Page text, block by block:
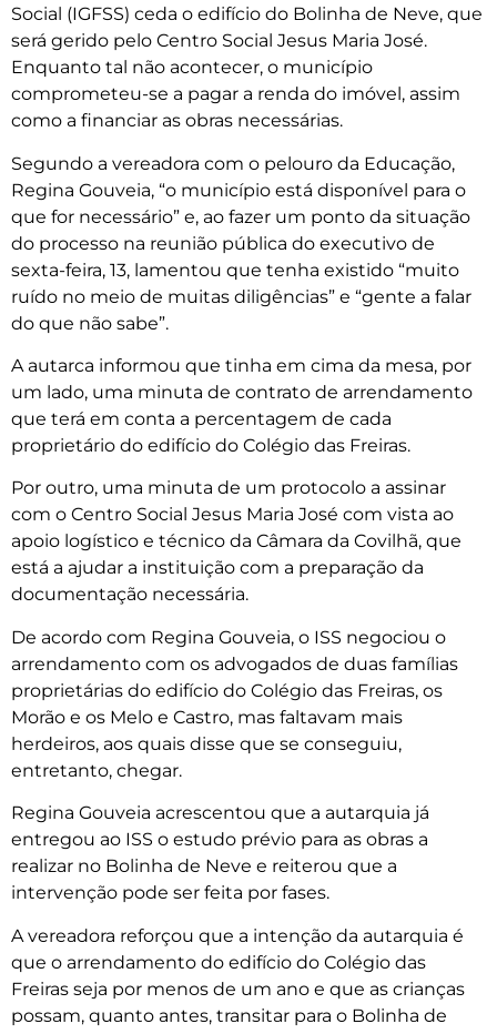
Social (IGFSS) ceda o edifício do Bolinha de Neve, que
será gerido pelo Centro Social Jesus Maria José.
Enquanto tal não acontecer, o município
comprometeu-se a pagar a renda do imóvel, assim
como a financiar as obras necessárias.
Segundo a vereadora com o pelouro da Educação,
Regina Gouveia, “o município está disponível para o
que for necessário” e, ao fazer um ponto da situação
do processo na reunião pública do executivo de
sexta-feira, 13, lamentou que tenha existido “muito
ruído no meio de muitas diligências” e “gente a falar
do que não sabe”.
A autarca informou que tinha em cima da mesa, por
um lado, uma minuta de contrato de arrendamento
que terá em conta a percentagem de cada
proprietário do edifício do Colégio das Freiras.
Por outro, uma minuta de um protocolo a assinar
com o Centro Social Jesus Maria José com vista ao
apoio logístico e técnico da Câmara da Covilhã, que
está a ajudar a instituição com a preparação da
documentação necessária.
De acordo com Regina Gouveia, o ISS negociou o
arrendamento com os advogados de duas famílias
proprietárias do edifício do Colégio das Freiras, os
Morão e os Melo e Castro, mas faltavam mais
herdeiros, aos quais disse que se conseguiu,
entretanto, chegar.
Regina Gouveia acrescentou que a autarquia já
entregou ao ISS o estudo prévio para as obras a
realizar no Bolinha de Neve e reiterou que a
intervenção pode ser feita por fases.
A vereadora reforçou que a intenção da autarquia é
que o arrendamento do edifício do Colégio das
Freiras seja por menos de um ano e que as crianças
possam, quanto antes, transitar para o Bolinha de